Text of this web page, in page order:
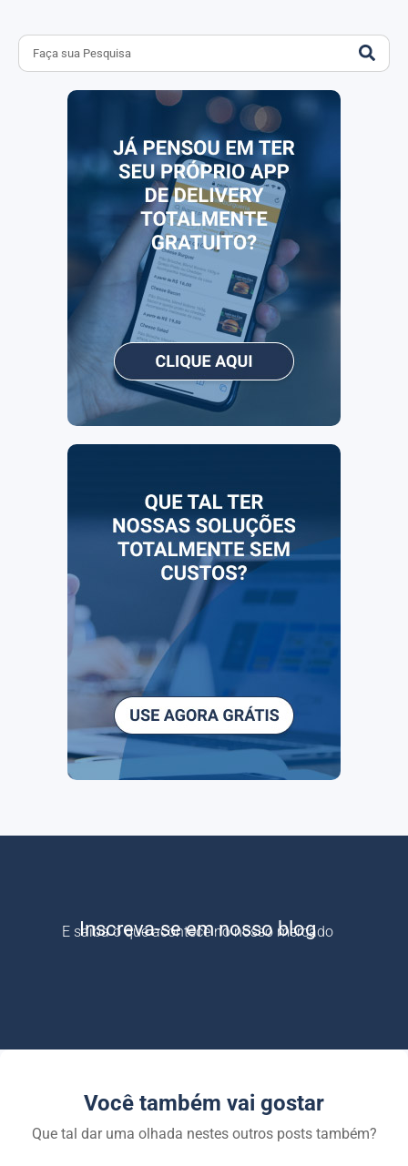
Inscreva-se em nosso blog
E saiba o que acontece no nosso mercado
Você também vai gostar
Que tal dar uma olhada nestes outros posts também?